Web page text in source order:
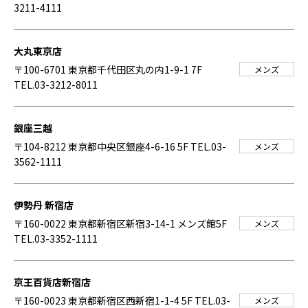
3211-4111
大丸東京店
〒100-6701 東京都千代田区丸の内1-9-1 7F
TEL.03-3212-8011
メンズ
銀座三越
〒104-8212 東京都中央区銀座4-6-16 5F TEL.03-
3562-1111
メンズ
伊勢丹 新宿店
〒160-0022 東京都新宿区新宿3-14-1 メンズ館5F
TEL.03-3352-1111
メンズ
京王百貨店新宿店
〒160-0023 東京都新宿区西新宿1-1-4 5F TEL.03-
メンズ